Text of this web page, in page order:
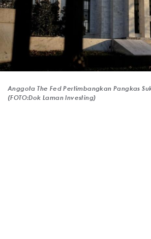
Anggota The Fed Pertimbangkan Pangkas
(FOTO:Dok Laman Investing)